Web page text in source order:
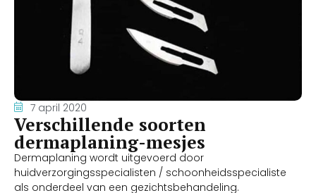
Verschillende soorten
dermaplaning-mesjes
Dermaplaning wordt uitgevoerd door
huidverzorgingsspecialisten / schoonheidsspecialiste
als onderdeel van een gezichtsbehandeling.
7 april 2020